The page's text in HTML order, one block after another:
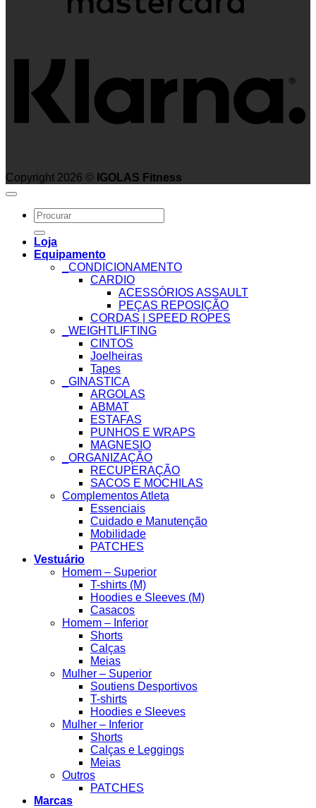
Copyright 2026 © IGOLAS Fitness
Search
for:
Loja
Equipamento
_CONDICIONAMENTO
CARDIO
ACESSÓRIOS ASSAULT
PEÇAS REPOSIÇÃO
CORDAS | SPEED ROPES
_WEIGHTLIFTING
CINTOS
Joelheiras
Tapes
_GINASTICA
ARGOLAS
ABMAT
ESTAFAS
PUNHOS E WRAPS
MAGNESIO
_ORGANIZAÇÃO
RECUPERAÇÃO
SACOS E MOCHILAS
Complementos Atleta
Essenciais
Cuidado e Manutenção
Mobilidade
PATCHES
Vestuário
Homem – Superior
T-shirts (M)
Hoodies e Sleeves (M)
Casacos
Homem – Inferior
Shorts
Calças
Meias
Mulher – Superior
Soutiens Desportivos
T-shirts
Hoodies e Sleeves
Mulher – Inferior
Shorts
Calças e Leggings
Meias
Outros
PATCHES
Marcas